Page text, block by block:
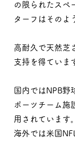
の限られたスペ
ターフはそのよ
高耐久で天然芝
支持を得ていま
国内ではNPB野
ポーツチーム施
用されています。
海外では米国